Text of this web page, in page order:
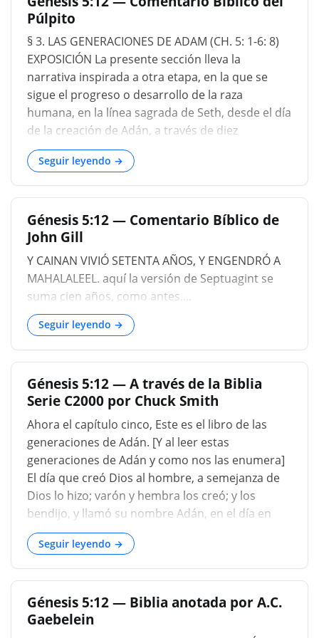
Púlpito
§ 3. LAS GENERACIONES DE ADAM (CH. 5: 1-6: 8)
EXPOSICIÓN La presente sección lleva la
narrativa inspirada a otra etapa, en la que se
sigue el progreso o desarrollo de la raza
humana, en la línea sagrada de Seth, desde el día
de la creación de Adán, a través de diez
generaciones sucesivas, hasta el punto en que se
alcanza El primer gran experimento de intentar
salvar al hombre por clemencia en lugar de
castigo se termina, y Jehová, cuya misericordia
ha sido rechazada y abusada, decide destruir a
los transgresores impenitentes. Primero, en un
resumen breve y un tanto monótono, se
bosquejan las vidas de los diez patriarcas,
apenas se registra más de ellos que
madurez, se casaron con esposas, engendraron
historia diverge de este estilo de narración
biográfica severamente simple, es decir, en los
ca...
Seguir leyendo →
Génesis 5:12 — Comentario Bíblico de
John Gill
Y CAINAN VIVIÓ SETENTA AÑOS, Y ENGENDRÓ A
MAHALALEEL. aquí la versión de Septuagint se
suma cien años, como antes....
Seguir leyendo →
Génesis 5:12 — A través de la Biblia
Serie C2000 por Chuck Smith
Ahora el capítulo cinco, Este es el libro de las
generaciones de Adán. [Y al leer estas
generaciones de Adán y como nos las enumera]
El día que creó Dios al hombre, a semejanza de
Dios lo hizo; varón y hembra los creó; y los
bendijo, y llamó su nombre Adán, en el día en
que fueron creados. Y vivió Adán ciento veinte
años, y engendró un hijo a su semejanza,
conforme a su imagen; y llamó su nombre Set (
Génesis 5:1-3 ). Como ven, Adán tenía ciento
veinte años cuando nació Seth, lo que significa
que Caín probablemente estaba en su
Seguir leyendo →
Génesis 5:12 — Biblia anotada por A.C.
Gaebelein